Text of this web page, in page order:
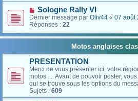
Sologne Rally VI
Dernier message par Oliv44 « 07 août
Réponses : 22
Motos anglaises
PRESENTATION
Merci de vous présenter ici, votre
motos .... Avant de pouvoir poster,
qui se trouve sous les options du
Sujets : 609